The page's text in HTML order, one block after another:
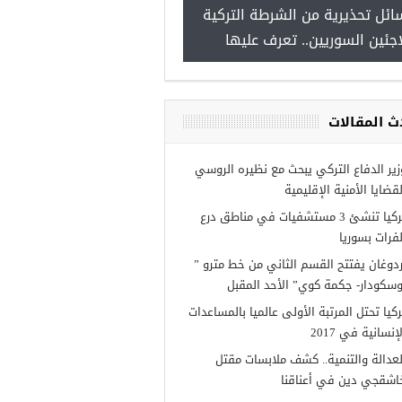
تحذيرية من الشرطة التركية
السوريين.. تعرف عليها
المقالات
الدفاع التركي يبحث مع نظيره الروسي
الأمنية الإقليمية
تركيا تنشئ 3 مستشفيات في مناطق درع
بسوريا
يفتتح القسم الثاني من خط مترو ”
جكمة كوي” الأحد المقبل
تحتل المرتبة الأولى عالميا بالمساعدات
في 2017
والتنمية.. كشف ملابسات مقتل
دين في أعناقنا